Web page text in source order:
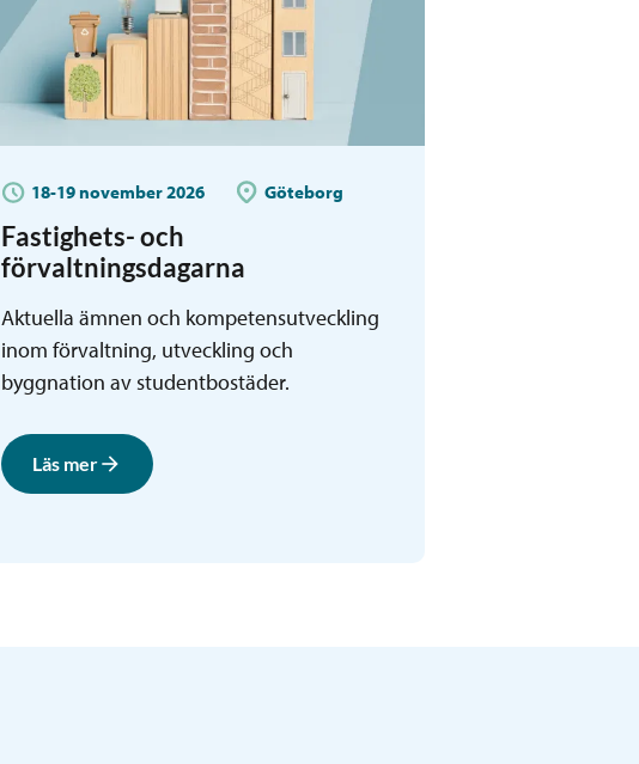
18-19 november 2026 Göteborg
Fastighets- och
förvaltningsdagarna
Aktuella ämnen och kompetensutveckling
inom förvaltning, utveckling och
byggnation av studentbostäder.
Läs mer